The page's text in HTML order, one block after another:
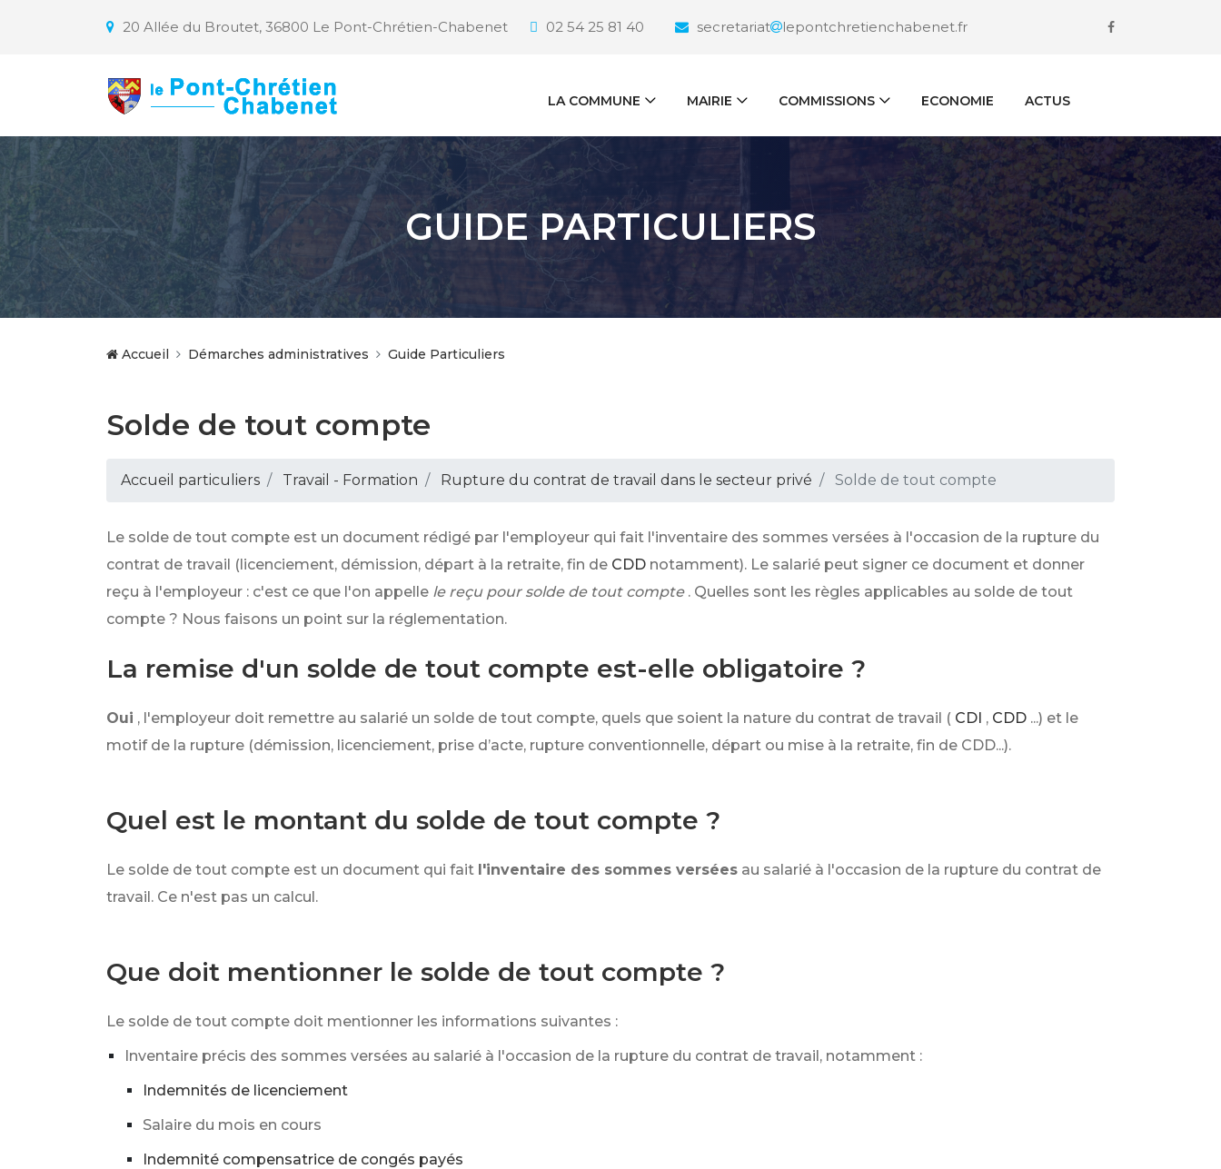
20 Allée du Broutet, 36800 Le Pont-Chrétien-Chabenet 02 54 25 81 40 secretariat lepontchretienchabenet.fr
LA COMMUNE MAIRIE COMMISSIONS ECONOMIE ACTUS
GUIDE PARTICULIERS
Accueil Démarches administratives Guide Particuliers
Solde de tout compte
Accueil particuliers Travail - Formation Rupture du contrat de travail dans le secteur privé Solde de tout compte
Le solde de tout compte est un document rédigé par l'employeur qui fait l'inventaire des sommes versées à l'occasion de la rupture du
contrat de travail (licenciement, démission, départ à la retraite, fin de CDD notamment). Le salarié peut signer ce document et donner
reçu à l'employeur : c'est ce que l'on appelle le reçu pour solde de tout compte . Quelles sont les règles applicables au solde de tout
compte ? Nous faisons un point sur la réglementation.
La remise d'un solde de tout compte est-elle obligatoire ?
Oui , l'employeur doit remettre au salarié un solde de tout compte, quels que soient la nature du contrat de travail ( CDI , CDD ...) et le
motif de la rupture (démission, licenciement, prise d’acte, rupture conventionnelle, départ ou mise à la retraite, fin de CDD...).
Quel est le montant du solde de tout compte ?
Le solde de tout compte est un document qui fait l'inventaire des sommes versées au salarié à l'occasion de la rupture du contrat de
travail. Ce n'est pas un calcul.
Que doit mentionner le solde de tout compte ?
Le solde de tout compte doit mentionner les informations suivantes :
Inventaire précis des sommes versées au salarié à l'occasion de la rupture du contrat de travail, notamment :
Indemnités de licenciement
Salaire du mois en cours
Indemnité compensatrice de congés payés